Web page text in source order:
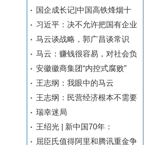
国企成长记|中国高铁烽烟十
习近平：决不允许把国有企业
马云谈战略，郭广昌谈常识
马云：赚钱很容易，对社会负
安徽徽商集团“内控式腐败”
王志纲：我眼中的马云
王志纲：民营经济根本不需要
瑞幸迷局
王绍光 | 新中国70年：
屈臣氏值得阿里和腾讯重金争